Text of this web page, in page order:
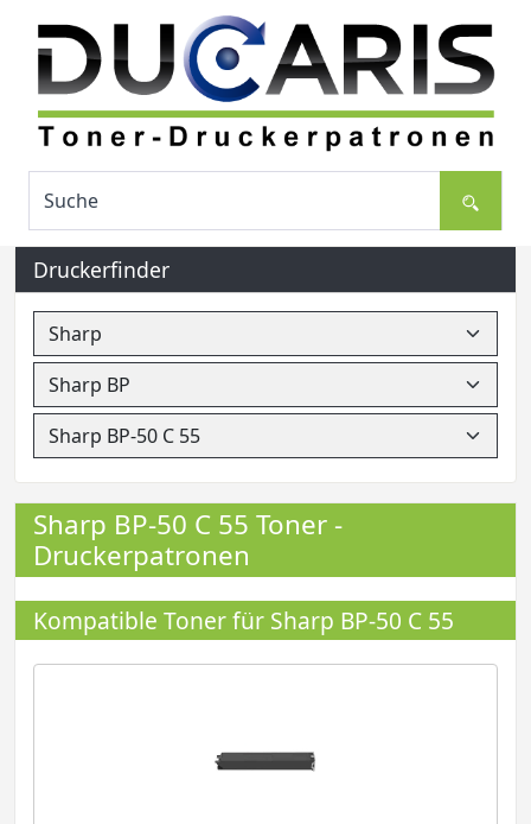
Druckerfinder
Sharp BP-50 C 55 Toner -
Druckerpatronen
Kompatible Toner für Sharp BP-50 C 55